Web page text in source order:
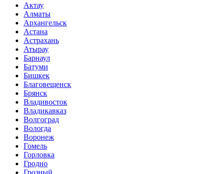
Актау
Алматы
Архангельск
Астана
Астрахань
Атырау
Барнаул
Батуми
Бишкек
Благовещенск
Брянск
Владивосток
Владикавказ
Волгоград
Вологда
Воронеж
Гомель
Горловка
Гродно
Грозный